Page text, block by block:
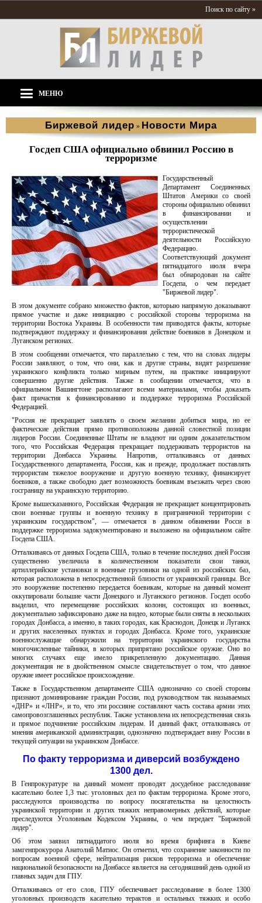
Поиск по сайту »
МЕНЮ
Биржевой лидер » Новости Мира
Госдеп США официально обвинил Россию в
терроризме
Государственный
Департамент Соединенных
Штатов Америки со своей
стороны официально обвинил
в финансировании и
осуществлении
террористической
деятельности Российскую
Федерацию.
Соответствующий документ
пятнадцатого июля вчера
был обнародован на сайте
Госдепа, о чем передает
"Биржевой лидер".
В этом документе собрано множество фактов, которыю напрямую доказывают
прямое участие и даже инициацию с российской стороны терроризма на
территории Востока Украины. В особенности там приводятся факты, которые
подтверждают поддержку и финансирования действие боевиков в Донецком и
Луганском регионах.
В этом сообщении отмечается, что параллельно с тем, что на словах лидеры
России заявляют, о том, что они, как и другие страны, видят разрешение
украинского конфликта только мирным путем, на практике инициируют
совершенно другие действия. Также в сообщении отмечается, что в
официальном Вашингтоне располагают всеми материалами, чтобы доказать
факт причастия к финансированию и поддержке терроризма Российской
Федерацией.
"Россия не прекращает заявлять о своем желании добиться мира, но ее
фактические действия прямо противоположны данной словестной позиции
лидеров России. Соединенные Штаты не владеют ни одним доказательством
того, что Российская Федерация прекращает поддерживать террористов на
территории Донбасса Украины. Напротив, отталкиваясь от данных
Государственного департамента, Россия, как и прежде, продолжает поставлять
террористам тяжелое вооружение и другую военную технику, финансирует
боевиков, а также свободно дает возможность боевикам въезжать через свою
госграницу на украинскую территорию.
Кроме вышесказанного, Российская Федерация не прекращает концентрировать
свои военные группы и военную технику в приграничной территории с
украинским государством", — отмечается в данном обвинении Росси в
поддержке терроризма задокументировано и выложено на официальном сайте
Госдепа США.
Отталкиваясь от данных Госдепа США, только в течение последних дней Россия
существенно увеличила в количественном показатели свои танки,
артиллерийские установки и военные грузовики на одной из российских баз,
которая расположена в непосредственной близости от украинской границы. Все
это вооружение постепенно передается боевикам, которые на данный момент
оккупировали большие части Донецкого и Луганского регионов. Госдеп особо
выделил, что перемещение российских колонн, состоящих из военных,
документально зафиксировано даже на видео, которые были сняты в нескольких
городах Донбасса, а именно, в таких городах, как Краснодон, Донецк и Луганск
и других населенных пунктах и городах Донбасса. Кроме того, украинские
военнослужащие обнаружили на территории украинского государства
многочисленные тайники, в которых припрятано российское оружие. Оно во
многих случаях еще имело прикрепленную документацию. Данная
документация не в двойственном смысле свидетельствует о том, что данное
оружие имеет российское происхождение.
Также в Государственном департаменте США однозначно со своей стороны
признают доминирование граждан России, под руководством так называемых
«ДНР» и «ЛНР», и то, что эти россияне составляют часть состава армии этих
самопровозглашенных республик. Также установлена их непосредственная связь
и прямое подчинение российским лидерам. И данный факт, отталкиваясь от
мнения американской администрации, однозначно подтверждает вину России в
текущей ситуации на украинском Донбассе.
По факту терроризма и диверсий возбуждено
1300 дел.
В Генпрокуратуре на данный момент проводят досудебное расследование
касательно более 1,3 тыс. уголовных дел по фактам терроризма. Кроме этого,
расследуются производства по вопросу посягательства на целостность
украинской территории и других тяжких неправомерных действий, которые
преследуются Уголовным Кодексом Украины, о чем передает "Биржевой
лидер".
Об этом заявил пятнадцатого июля во время брифинга в Киеве
замгенпрокурора Анатолий Матиос. Он отметил, что сохранение законности по
вопросам военной сфере, нейтрализация рисков терроризма и обеспечение
национальной безопасности на Донбассе является на сегодняшний день одной из
главных задач для ГПУ.
Отталкиваясь от его слов, ГПУ обеспечивает расследование в более 1300
уголовных производств касательно терактов и остальных тяжких и особо